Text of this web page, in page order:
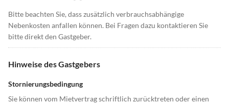
Bitte beachten Sie, dass zusätzlich verbrauchsabhängige
Nebenkosten anfallen können. Bei Fragen dazu kontaktieren Sie
bitte direkt den Gastgeber.
Hinweise des Gastgebers
Stornierungsbedingung
Sie können vom Mietvertrag schriftlich zurücktreten oder einen